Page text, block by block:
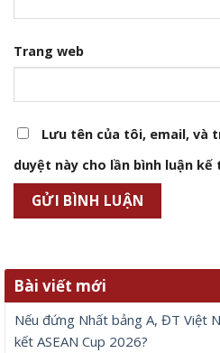
Trang web
Lưu tên của tôi, email, và
duyệt này cho lần bình luận kế
Bài viết mới
Nếu đứng Nhất bảng A, ĐT Việt
kết ASEAN Cup 2026?